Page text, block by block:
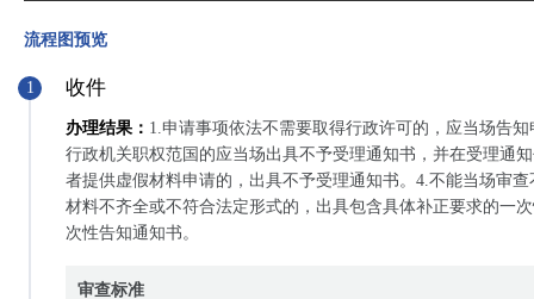
流程图预览
1 收件
办理结果： 1.申请事项依法不需要取得行政许可的，应当场告
行政机关职权范国的应当场出具不予受理通知书，并在受理通
者提供虚假材料申请的，出具不予受理通知书。4.不能当场审
材料不齐全或不符合法定形式的，出具包含具体补正要求的一
次性告知通知书。
审查标准